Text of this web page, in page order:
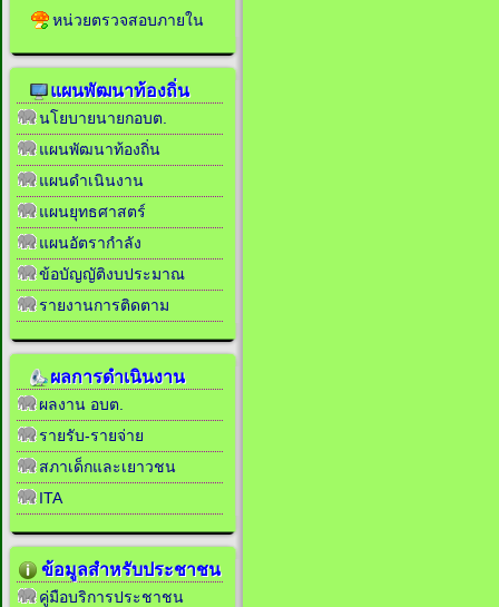
หน่วยตรวจสอบภายใน
แผนพัฒนาท้องถิ่น
นโยบายนายกอบต.
แผนพัฒนาท้องถิ่น
แผนดำเนินงาน
แผนยุทธศาสตร์
แผนอัตรากำลัง
ข้อบัญญัติงบประมาณ
รายงานการติดตาม
ผลการดำเนินงาน
ผลงาน อบต.
รายรับ-รายจ่าย
สภาเด็กและเยาวชน
ITA
ข้อมูลสำหรับประชาชน
คู่มือบริการประชาชน